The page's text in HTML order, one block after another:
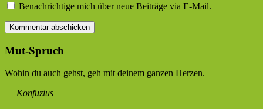
Benachrichtige mich über neue Beiträge via E-Mail.
Mut-Spruch
Wohin du auch gehst, geh mit deinem ganzen Herzen.
— Konfuzius